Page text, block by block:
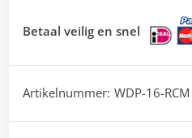
Betaal veilig en snel
Artikelnummer: WDP-16-RCM